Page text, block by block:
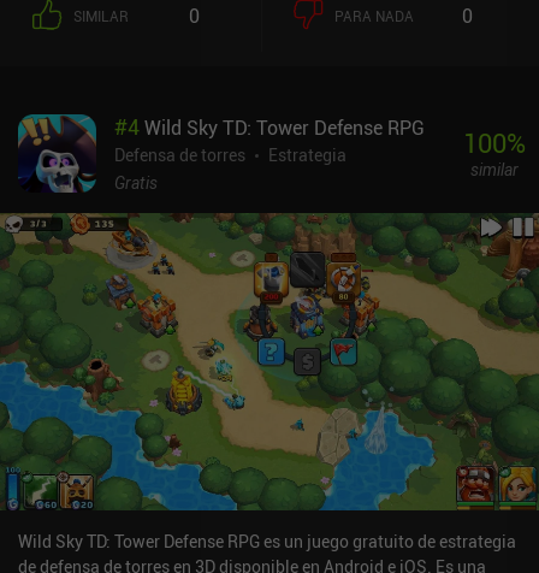
SIMILAR 0 PARA NADA 0
#4Wild Sky TD: Tower Defense RPG
Defensa de torres
Estrategia
Gratis
100%
similar
Wild Sky TD: Tower Defense RPG es un juego gratuito de estrategia
de defensa de torres en 3D disponible en Android e iOS. Es una